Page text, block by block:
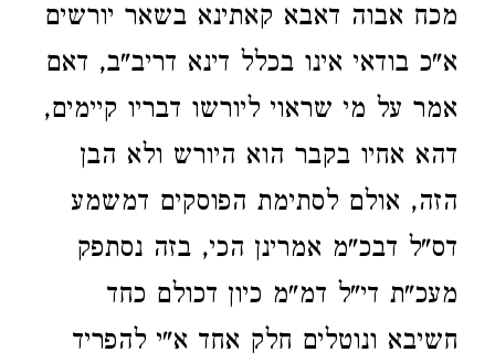
מכח אבוה דאבא קאתינא בשאר יורשים
א"כ בודאי אינו בכלל דינא דריב"ב, דאם
אמר על מי שראוי ליורשו דבריו קיימים,
דהא אחיו בקבר הוא היורש ולא הבן
הזה, אולם לסתימת הפוסקים דמשמע
דס"ל דבכ"מ אמרינן הכי, בזה נסתפק
מעכ"ת די"ל דמ"מ כיון דכולם כחד
חשיבא ונוטלים חלק אחד א"י להפריד